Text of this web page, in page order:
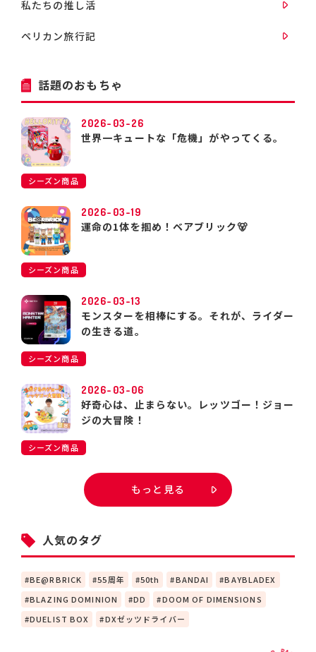
私たちの推し活
ペリカン旅行記
話題のおもちゃ
2026-03-26
世界一キュートな「危機」がやってくる。
シーズン商品
2026-03-19
運命の1体を掴め！ベアブリック🐻
シーズン商品
2026-03-13
モンスターを相棒にする。それが、ライダー
の生きる道。
シーズン商品
2026-03-06
好奇心は、止まらない。レッツゴー！ジョー
ジの大冒険！
シーズン商品
もっと見る
人気のタグ
BE@RBRICK 55周年 50th BANDAI
BAYBLADEX
BLAZING DOMINION
DD
DOOM OF DIMENSIONS
DUELIST BOX
DXゼッツドライバー